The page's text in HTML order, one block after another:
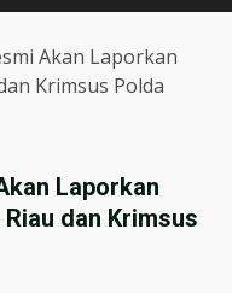
Akan Laporkan
Krimsus Polda
Laporkan
dan Krimsus